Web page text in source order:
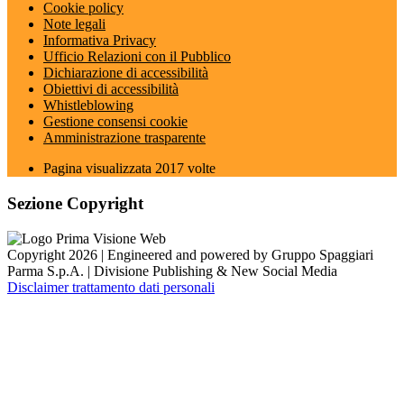
Cookie policy
Note legali
Informativa Privacy
Ufficio Relazioni con il Pubblico
Dichiarazione di accessibilità
Obiettivi di accessibilità
Whistleblowing
Gestione consensi cookie
Amministrazione trasparente
Pagina visualizzata 2017 volte
Sezione Copyright
Copyright 2026 | Engineered and powered by Gruppo Spaggiari
Parma S.p.A. | Divisione Publishing & New Social Media
Disclaimer trattamento dati personali